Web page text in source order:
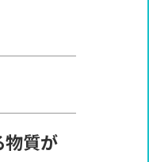
物質が